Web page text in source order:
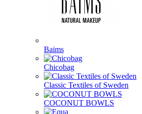
Baims
Chicobag
Classic Textiles of Sweden
COCONUT BOWLS